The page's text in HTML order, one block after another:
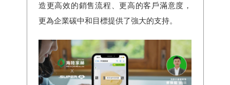
造更高效的銷售流程、更高的客戶滿意度，
更為企業碳中和目標提供了強大的支持。